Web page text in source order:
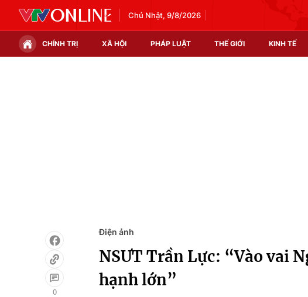
Chủ Nhật, 9/8/2026
CHÍNH TRỊ XÃ HỘI PHÁP LUẬT THẾ GIỚI KINH TẾ
0
Điện ảnh
NSƯT Trần Lực: “Vào vai
hạnh lớn”